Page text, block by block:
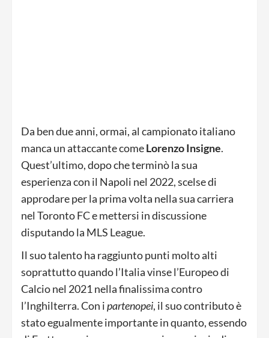
Da ben due anni, ormai, al campionato italiano
manca un attaccante comeLorenzo Insigne.
Quest’ultimo, dopo che terminò la sua
esperienza con il Napoli nel 2022, scelse di
approdare per la prima volta nella sua carriera
nel Toronto FC e mettersi in discussione
disputando la MLS League.
Il suo talento ha raggiunto punti molto alti
soprattutto quando l’Italia vinse l’Europeo di
Calcio nel 2021 nella finalissima contro
l’Inghilterra. Con ipartenopei, il suo contributo è
stato egualmente importante in quanto, essendo